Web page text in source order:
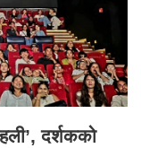
दर्शकको